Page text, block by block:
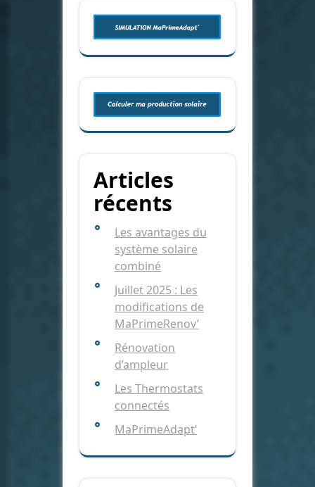
Articles
récents
Les avantages du
système solaire
combiné
Juillet 2025 : Les
modifications de
MaPrimeRenov’
Rénovation
d’ampleur
Les Thermostats
connectés
MaPrimeAdapt’